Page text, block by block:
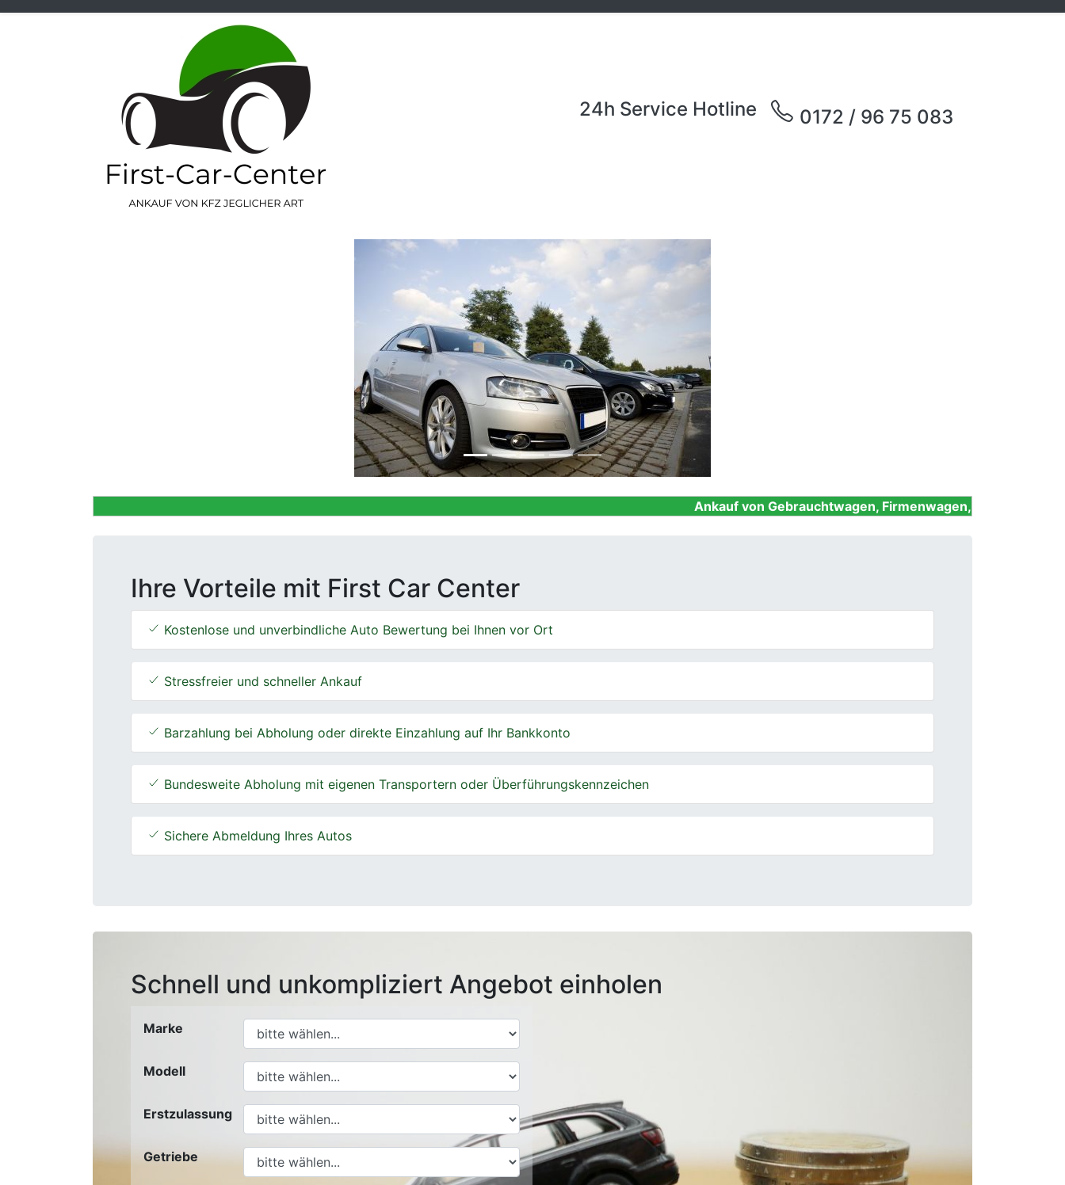
24h Service Hotline 0172 / 96 75 083
Ankauf von Gebrauchtwagen, Firmenwagen, Unfallwagen,
Ihre Vorteile mit First Car Center
Kostenlose und unverbindliche Auto Bewertung bei Ihnen vor Ort
Stressfreier und schneller Ankauf
Barzahlung bei Abholung oder direkte Einzahlung auf Ihr Bankkonto
Bundesweite Abholung mit eigenen Transportern oder Überführungskennzeichen
Sichere Abmeldung Ihres Autos
Schnell und unkompliziert Angebot einholen
Marke
Modell
Erstzulassung
Getriebe